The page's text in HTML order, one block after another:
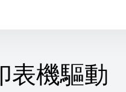
表機驅動